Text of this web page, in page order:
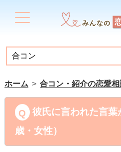
ホーム 合コン・紹介の恋愛相
彼氏に言われた言
歳・女性）